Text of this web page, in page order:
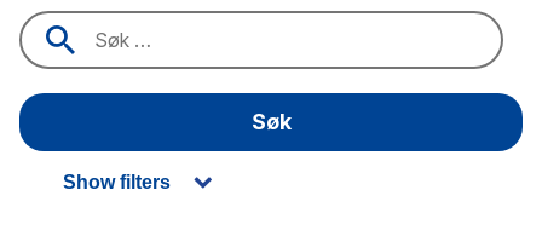
Søk
Show filters